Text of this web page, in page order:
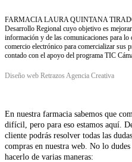
FARMACIA LAURA QUINTANA
Desarrollo Regional cuyo objetivo es
información y de las comunicaciones para lo
comercio electrónico para comercializar sus
contado con el apoyo del programa TIC
Diseño web Retrazos Agencia Creativa
En nuestra farmacia sabemos que
difícil, pero para eso estamos aquí.
cliente podrás resolver todas las
compras en nuestra web. No lo
hacerlo de varias maneras: